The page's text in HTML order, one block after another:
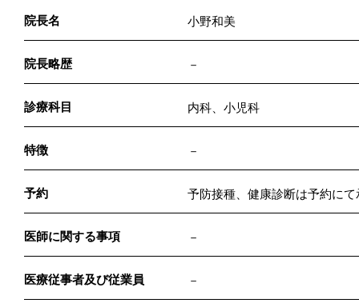
院長名 小野和美
院長略歴 －
診療科目 内科、小児科
特徴 －
予約 予防接種、健康診断は予約にて
医師に関する事項 －
医療従事者及び従業員 －